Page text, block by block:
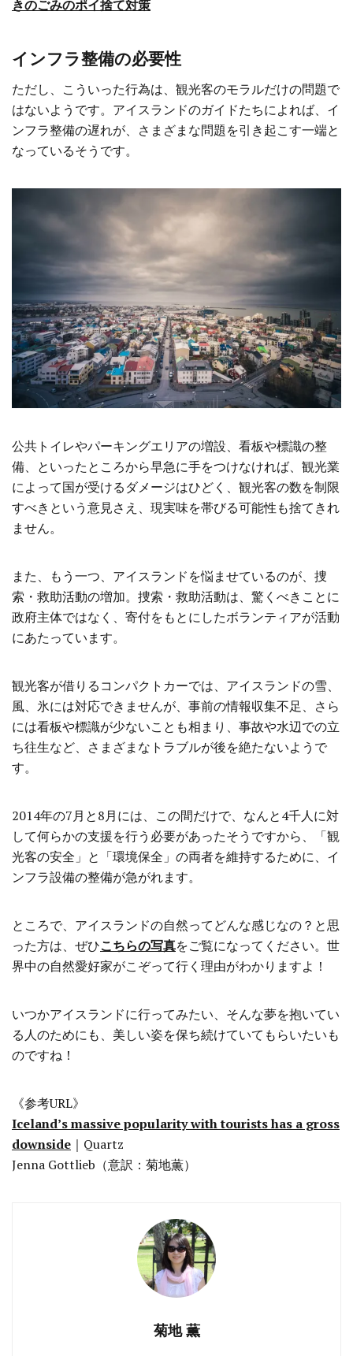
きのごみのポイ捨て対策
インフラ整備の必要性
ただし、こういった行為は、観光客のモラルだけの問題で
はないようです。アイスランドのガイドたちによれば、イ
ンフラ整備の遅れが、さまざまな問題を引き起こす一端と
なっているそうです。
公共トイレやパーキングエリアの増設、看板や標識の整
備、といったところから早急に手をつけなければ、観光業
によって国が受けるダメージはひどく、観光客の数を制限
すべきという意見さえ、現実味を帯びる可能性も捨てきれ
ません。
また、もう一つ、アイスランドを悩ませているのが、捜
索・救助活動の増加。捜索・救助活動は、驚くべきことに
政府主体ではなく、寄付をもとにしたボランティアが活動
にあたっています。
観光客が借りるコンパクトカーでは、アイスランドの雪、
風、氷には対応できませんが、事前の情報収集不足、さら
には看板や標識が少ないことも相まり、事故や水辺での立
ち往生など、さまざまなトラブルが後を絶たないようで
す。
2014年の7月と8月には、この間だけで、なんと4千人に対
して何らかの支援を行う必要があったそうですから、「観
光客の安全」と「環境保全」の両者を維持するために、イ
ンフラ設備の整備が急がれます。
ところで、アイスランドの自然ってどんな感じなの？と思
った方は、ぜひこちらの写真をご覧になってください。世
界中の自然愛好家がこぞって行く理由がわかりますよ！
いつかアイスランドに行ってみたい、そんな夢を抱いてい
る人のためにも、美しい姿を保ち続けていてもらいたいも
のですね！
《参考URL》
Iceland’s massive popularity with tourists has a gross
downside ｜Quartz
Jenna Gottlieb（意訳：菊地薫）
菊地 薫